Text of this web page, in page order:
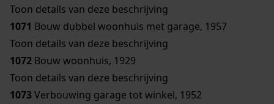
Toon details van deze beschrijving
1071 Bouw dubbel woonhuis met garage, 1957
Toon details van deze beschrijving
1072 Bouw woonhuis, 1929
Toon details van deze beschrijving
1073Verbouwing garage tot winkel, 1952